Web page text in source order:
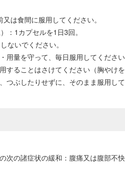
又は食間に服用してください。
：1カプセルを1日3回。
ないでください。
用量を守って、毎日服用してください
することはさけてください（胸やけ
つぶしたりせずに、そのまま服用し
次の諸症状の緩和：腹痛又は腹部不